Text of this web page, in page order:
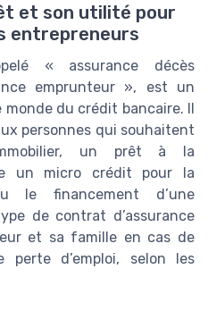
et son utilité pour
entrepreneurs
« assurance décès
emprunteur », est un
du crédit bancaire. Il
personnes qui souhaitent
un prêt à la
un micro crédit pour la
le financement d’une
de contrat d’assurance
et sa famille en cas de
perte d’emploi, selon les